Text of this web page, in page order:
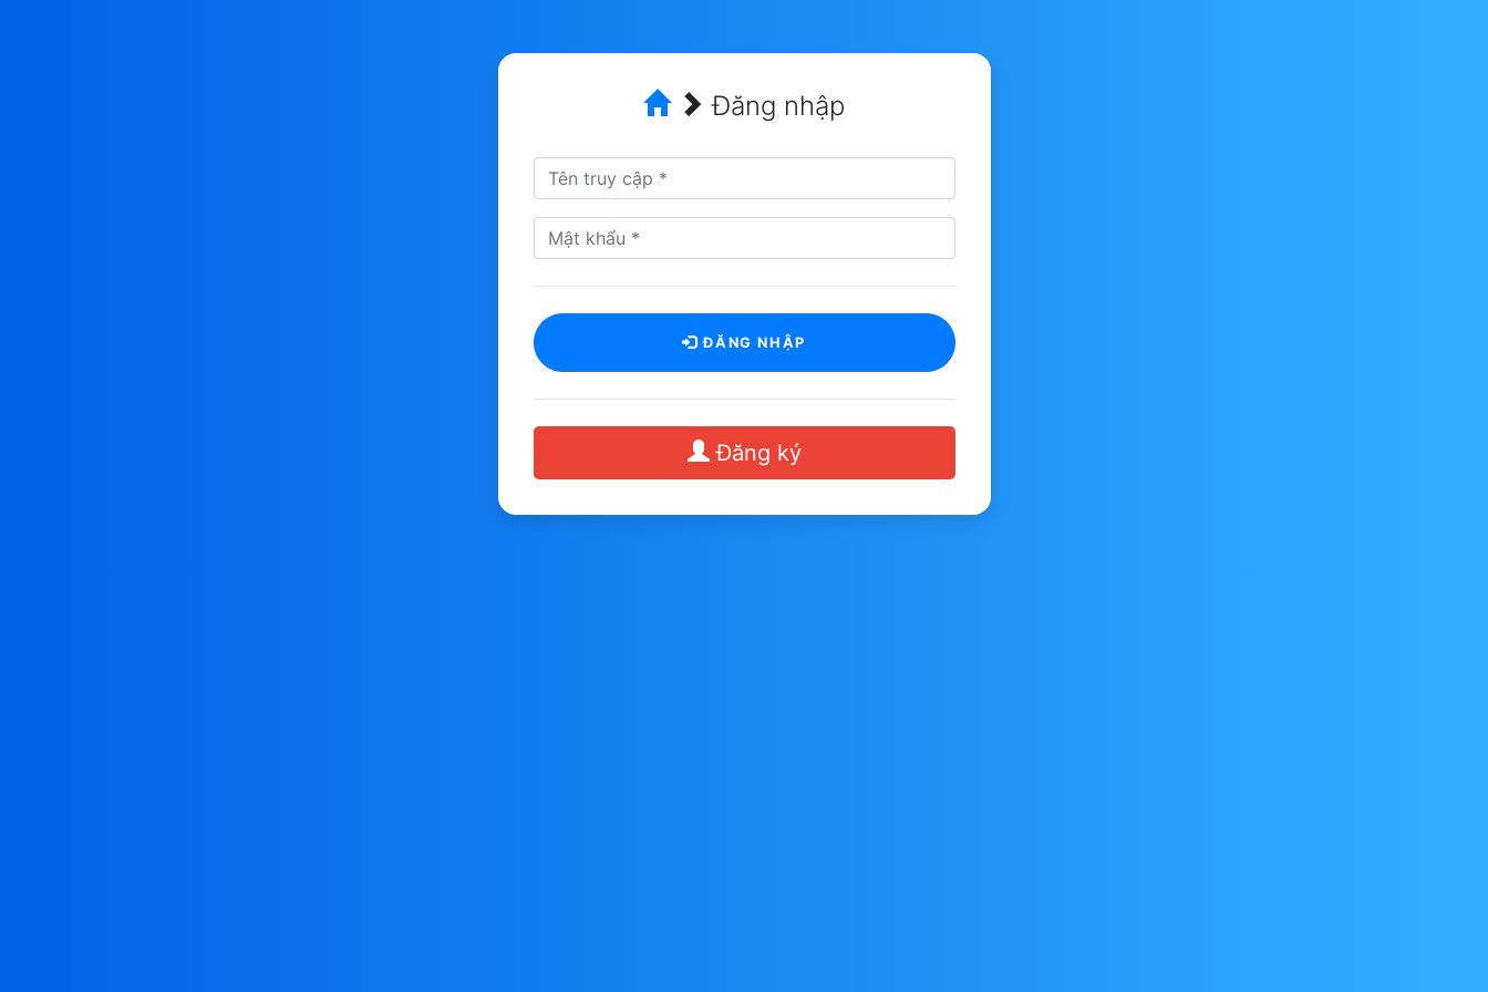
Đăng nhập
ĐĂNG NHẬP
Đăng ký